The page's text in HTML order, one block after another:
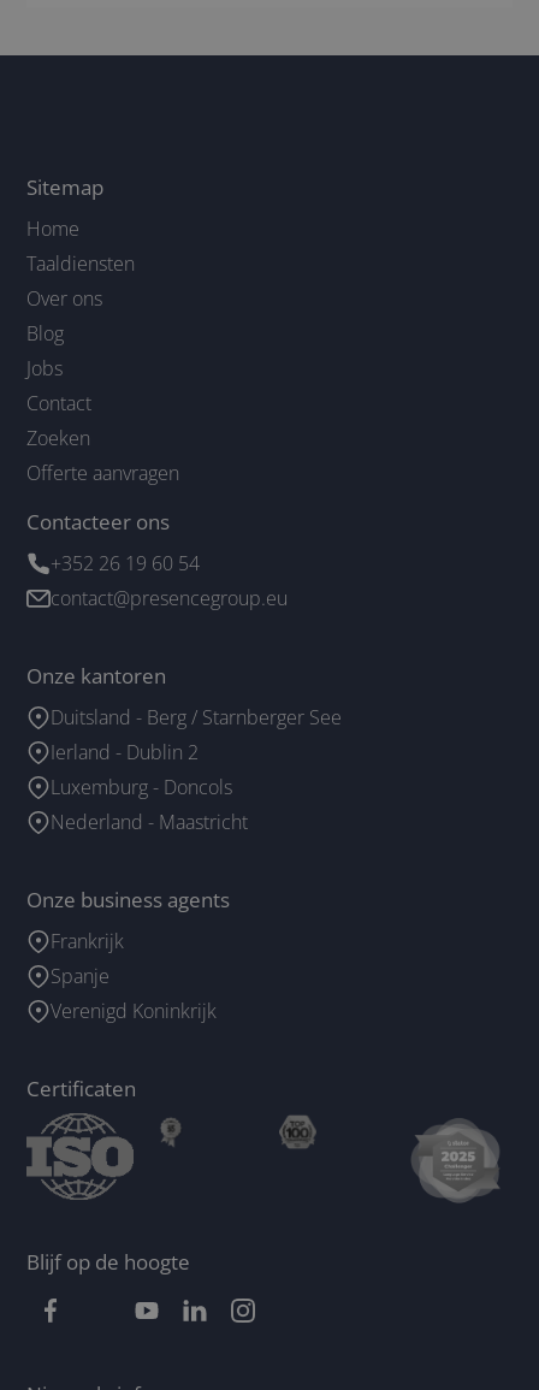
Sitemap
Home
Taaldiensten
Over ons
Blog
Jobs
Contact
Zoeken
Offerte aanvragen
Contacteer ons
+352 26 19 60 54
contact@presencegroup.eu
Onze kantoren
Duitsland - Berg / Starnberger See
Ierland - Dublin 2
Luxemburg - Doncols
Nederland - Maastricht
Onze business agents
Frankrijk
Spanje
Verenigd Koninkrijk
Certificaten
Blijf op de hoogte